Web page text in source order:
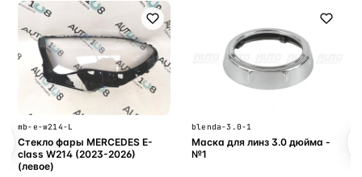
mb-e-w214-L
Стекло фары MERCEDES E-
class W214 (2023-2026)
(левое)
blenda-3.0-1
Маска для линз 3.0 дюйма -
№1